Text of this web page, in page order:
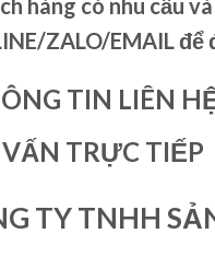
hàng có nhu cầu
ZALO/EMAIL
TIN LIÊN
TRỰC TIẾP
TY TNHH